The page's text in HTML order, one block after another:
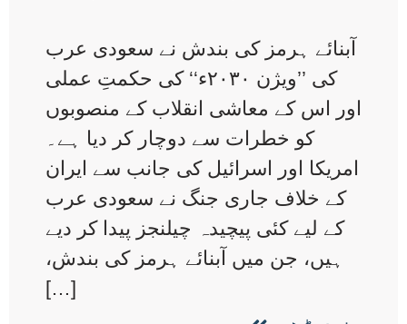
آبنائے ہرمز کی بندش نے سعودی عرب
کی ’’ویژن ۲۰۳۰ء‘‘ کی حکمتِ عملی
اور اس کے معاشی انقلاب کے منصوبوں
کو خطرات سے دوچار کر دیا ہے۔
امریکا اور اسرائیل کی جانب سے ایران
کے خلاف جاری جنگ نے سعودی عرب
کے لیے کئی پیچیدہ چیلنجز پیدا کر دیے
ہیں، جن میں آبنائے ہرمز کی بندش،
[…]